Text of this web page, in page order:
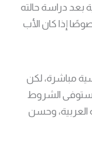
بعد دراسة حالته
إذا كان الأب
مباشرة، لكن
استوفى الشروط
العربية، وحسن